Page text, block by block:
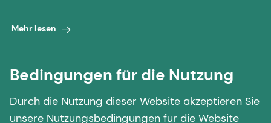
Mehr lesen
Bedingungen für die Nutzung
Durch die Nutzung dieser Website akzeptieren Sie
unsere Nutzungsbedingungen für die Website